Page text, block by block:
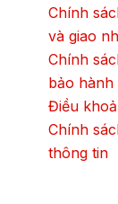
Chính
và giao
Chính
bảo hành
Điều
Chính
thông tin